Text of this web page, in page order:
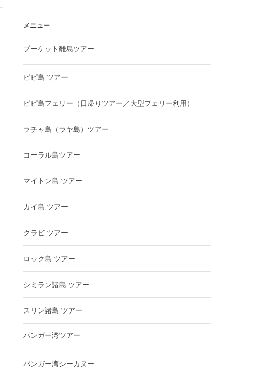
メニュー
プーケット離島ツアー
ピピ島 ツアー
ピピ島フェリー（日帰りツアー／大型フェリー利用）
ラチャ島（ラヤ島）ツアー
コーラル島ツアー
マイトン島 ツアー
カイ島 ツアー
クラビ ツアー
ロック島 ツアー
シミラン諸島 ツアー
スリン諸島 ツアー
パンガー湾ツアー
パンガー湾シーカヌー